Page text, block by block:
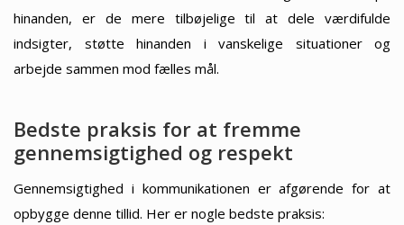
hinanden, er de mere tilbøjelige til at dele værdifulde
indsigter, støtte hinanden i vanskelige situationer og
arbejde sammen mod fælles mål.
Bedste praksis for at fremme
gennemsigtighed og respekt
Gennemsigtighed i kommunikationen er afgørende for at
opbygge denne tillid. Her er nogle bedste praksis: